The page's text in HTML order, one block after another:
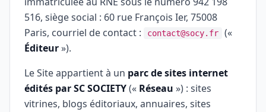
516, siège social : 60 rue François Ier, 75008
Paris, courriel de contact :
contact@socy.fr
(«
Éditeur»).
Le Site appartient à un parc de sites internet
édités par SC SOCIETY(« Réseau ») : sites
vitrines, blogs éditoriaux, annuaires, sites